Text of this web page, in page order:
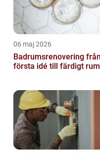
06 maj 2026
Badrumsrenovering från
första idé till färdigt rum